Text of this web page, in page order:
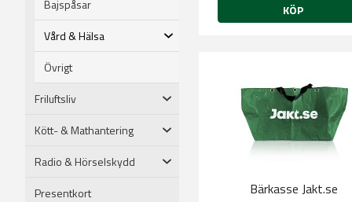
Bajspåsar
Vård & Hälsa
Övrigt
Friluftsliv
Kött- & Mathantering
Radio & Hörselskydd
Presentkort
KÖP
Bärkasse Jakt.se